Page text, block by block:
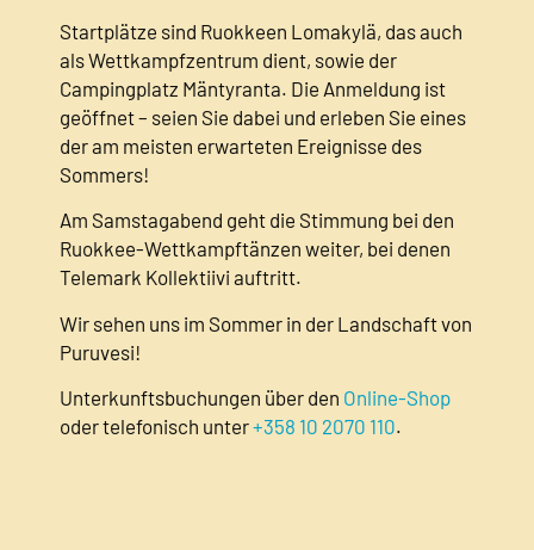
Startplätze sind Ruokkeen Lomakylä, das auch
als Wettkampfzentrum dient, sowie der
Campingplatz Mäntyranta. Die Anmeldung ist
geöffnet – seien Sie dabei und erleben Sie eines
der am meisten erwarteten Ereignisse des
Sommers!
Am Samstagabend geht die Stimmung bei den
Ruokkee-Wettkampftänzen weiter, bei denen
Telemark Kollektiivi auftritt.
Wir sehen uns im Sommer in der Landschaft von
Puruvesi!
Unterkunftsbuchungen über den Online-Shop
oder telefonisch unter+358 10 2070 110.